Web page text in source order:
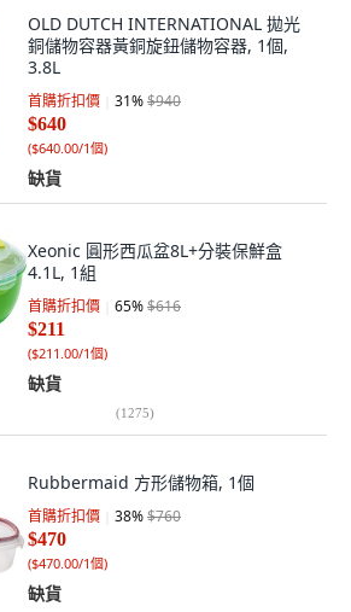
OLD DUTCH INTERNATIONAL 拋光
銅儲物容器黃銅旋鈕儲物容器, 1個,
3.8L
首購折扣價 31%$940
$640
($640.00/1個)
缺貨
Xeonic 圓形西瓜盆8L+分裝保鮮盒
4.1L, 1組
首購折扣價 65%$616
$211
($211.00/1個)
缺貨
(1275)
Rubbermaid 方形儲物箱, 1個
首購折扣價 38%$760
$470
($470.00/1個)
缺貨